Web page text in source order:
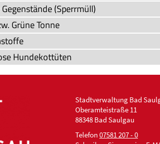
(Sperrmüll)
Grüne Tonne
Hundekottüten
Stadtverwaltung Bad
Oberamteistraße 11
88348 Bad Saulgau
Telefon 07581 207 - 0